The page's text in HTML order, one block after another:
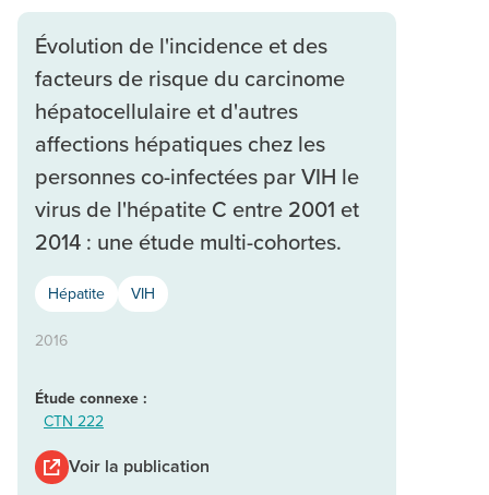
Évolution de l'incidence et des
facteurs de risque du carcinome
hépatocellulaire et d'autres
affections hépatiques chez les
personnes co-infectées par VIH le
virus de l'hépatite C entre 2001 et
2014 : une étude multi-cohortes.
Hépatite VIH
2016
Étude connexe :
CTN 222
Voir la publication